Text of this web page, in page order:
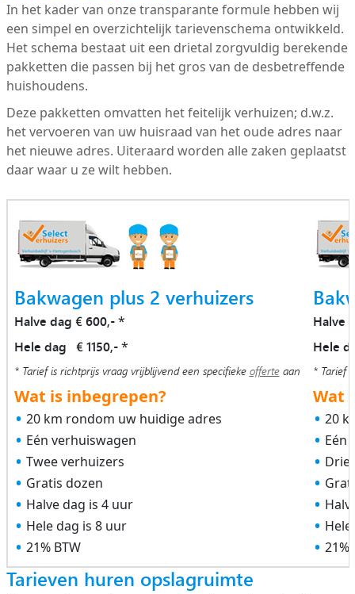
In het kader van onze transparante formule hebben wij
een simpel en overzichtelijk tarievenschema ontwikkeld.
Het schema bestaat uit een drietal zorgvuldig berekende
pakketten die passen bij het gros van de desbetreffende
huishoudens.
Deze pakketten omvatten het feitelijk verhuizen; d.w.z.
het vervoeren van uw huisraad van het oude adres naar
het nieuwe adres. Uiteraard worden alle zaken geplaatst
daar waar u ze wilt hebben.
Bakwagen plus 2 verhuizers
Halve dag € 600,-*
Hele dag € 1150,-*
* Tarief is richtprijs vraag vrijblijvend een specifieke offerteaan
Wat is inbegrepen?
20 km rondom uw huidige adres
Eén verhuiswagen
Twee verhuizers
Gratis dozen
Halve dag is 4 uur
Hele dag is 8 uur
21% BTW
Halve
Hele
* Tarief
Wat
20
Eén
Drie
21%
Tarieven huren opslagruimte